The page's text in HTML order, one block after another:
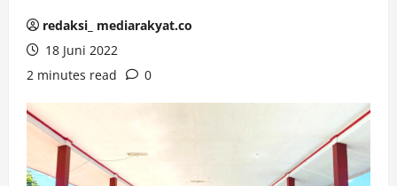
redaksi_ mediarakyat.co
18 Juni 2022
2 minutes read
0